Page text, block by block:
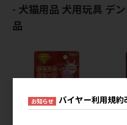
犬猫用品 犬用玩具 デ
品
お知らせ バイヤー利用規